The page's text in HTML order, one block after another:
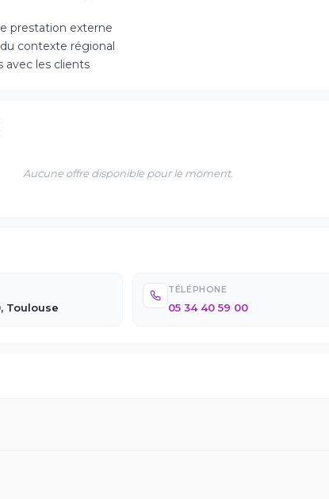
prestation externe
contexte régional
avec les clients
Aucune offre disponible pour le moment.
Toulouse
TÉLÉPHONE
05 34 40 59 00